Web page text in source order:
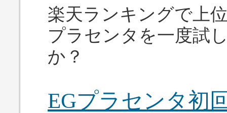
楽天ランキングで上
プラセンタを一度試
か？
EGプラセンタ初